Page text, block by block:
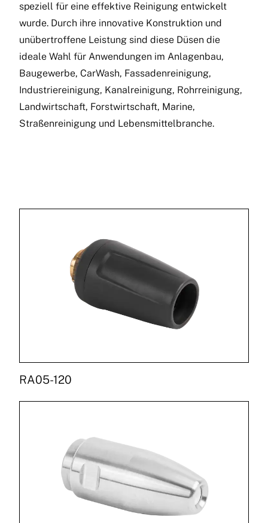
speziell für eine effektive Reinigung entwickelt
wurde. Durch ihre innovative Konstruktion und
unübertroffene Leistung sind diese Düsen die
ideale Wahl für Anwendungen im Anlagenbau,
Baugewerbe, CarWash, Fassadenreinigung,
Industriereinigung, Kanalreinigung, Rohrreinigung,
Landwirtschaft, Forstwirtschaft, Marine,
Straßenreinigung und Lebensmittelbranche.
RA05-120